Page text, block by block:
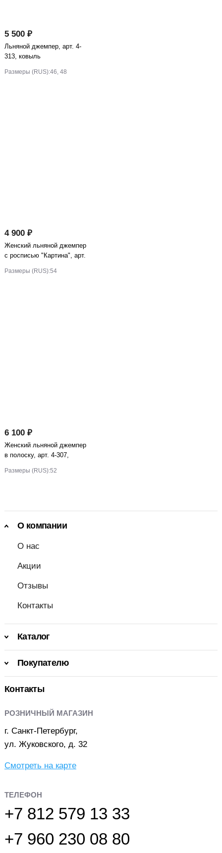
5 500 ₽
Льняной джемпер, арт. 4-
313, ковыль
Размеры (RUS):46, 48
4 900 ₽
Женский льняной джемпер
с росписью "Картина", арт.
Размеры (RUS):54
6 100 ₽
Женский льняной джемпер
в полоску, арт. 4-307,
Размеры (RUS):52
О компании
О нас
Акции
Отзывы
Контакты
Каталог
Покупателю
Контакты
РОЗНИЧНЫЙ МАГАЗИН
г. Санкт-Петербург,
ул. Жуковского, д. 32
Смотреть на карте
ТЕЛЕФОН
+7 812 579 13 33
+7 960 230 08 80